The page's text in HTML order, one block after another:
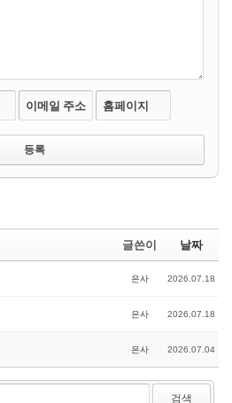
이메일 주소 홈페이지
글쓴이 날짜
은사 2026.07.18
은사 2026.07.18
은사 2026.07.04
검색